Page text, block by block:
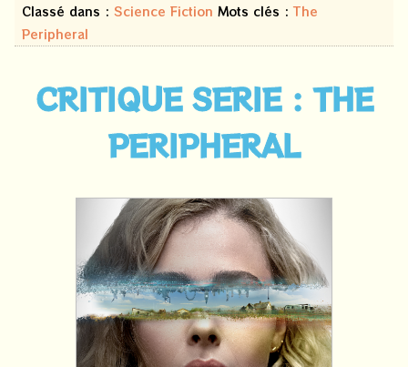
Classé dans : Science Fiction Mots clés : The
Peripheral
CRITIQUE SERIE : THE
PERIPHERAL